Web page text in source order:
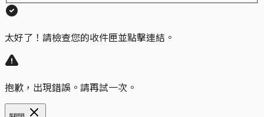
太好了！請檢查您的收件匣並點擊連結。
抱歉，出現錯誤。請再試一次。